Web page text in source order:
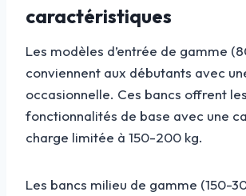
caractéristiques
Les modèles d’entrée de gamme
conviennent aux débutants avec
occasionnelle. Ces bancs offrent les
fonctionnalités de base avec une
charge limitée à 150-200 kg.
Les bancs milieu de gamme (150-